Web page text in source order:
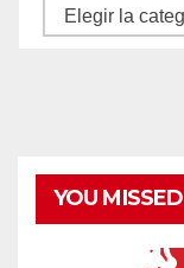
Autores
YOU MISSED